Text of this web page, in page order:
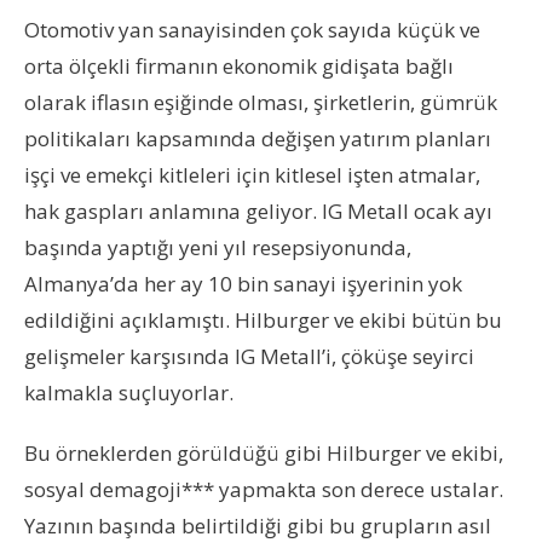
Otomotiv yan sanayisinden çok sayıda küçük ve
orta ölçekli firmanın ekonomik gidişata bağlı
olarak iflasın eşiğinde olması, şirketlerin, gümrük
politikaları kapsamında değişen yatırım planları
işçi ve emekçi kitleleri için kitlesel işten atmalar,
hak gaspları anlamına geliyor. IG Metall ocak ayı
başında yaptığı yeni yıl resepsiyonunda,
Almanya’da her ay 10 bin sanayi işyerinin yok
edildiğini açıklamıştı. Hilburger ve ekibi bütün bu
gelişmeler karşısında IG Metall’i, çöküşe seyirci
kalmakla suçluyorlar.
Bu örneklerden görüldüğü gibi Hilburger ve ekibi,
sosyal demagoji*** yapmakta son derece ustalar.
Yazının başında belirtildiği gibi bu grupların asıl